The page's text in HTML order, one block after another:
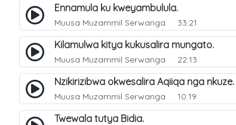
Ennamula ku kweyambulula.
Muusa Muzammil Serwanga 33:21
Kilamulwa kitya kukusalira mungato.
Muusa Muzammil Serwanga 22:13
Nzikirizibwa okwesalira Aqiiqa nga nkuze.
Muusa Muzammil Serwanga 10:19
Twewala tutya Bidia.